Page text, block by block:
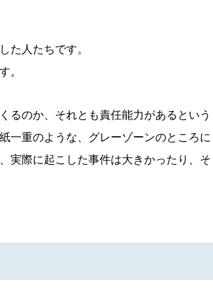
た人たちです。
。
るのか、それとも責任能力があるという
一重のような、グレーゾーンのところに
実際に起こした事件は大きかったり、そ